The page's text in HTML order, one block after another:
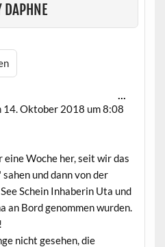
14. Oktober 2018 um8:08
eine Woche her, seit wir das
und dann von der
Schein Inhaberin Uta und
an Bord genommen wurden.
nicht gesehen, die
...